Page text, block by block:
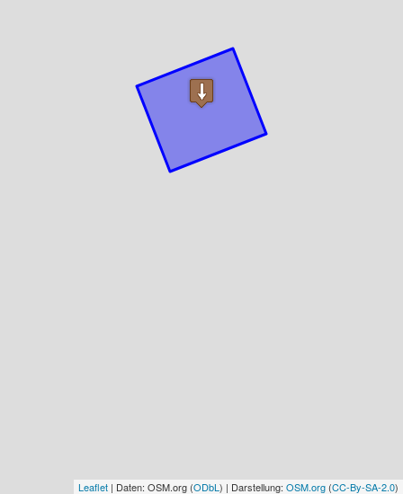
Leaflet | Daten: OSM.org (ODbL ) | Darstellung: OSM.org (CC-By-SA-2.0)